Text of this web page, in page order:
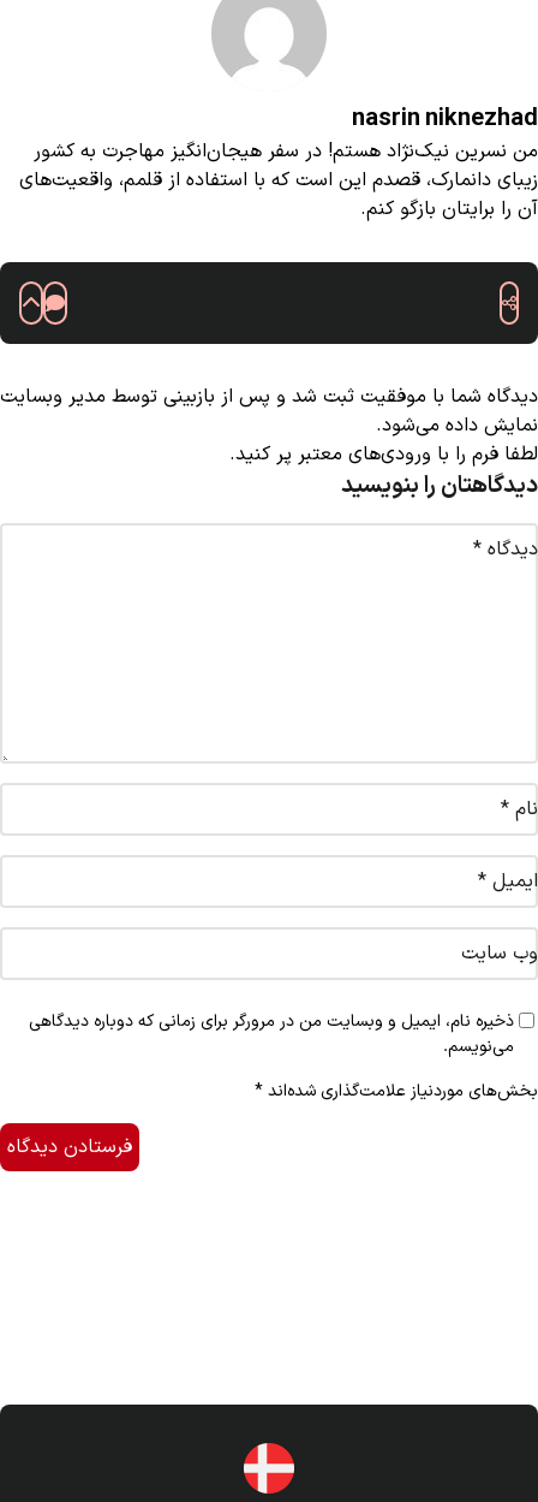
nasrin niknezhad
من نسرین نیک‌نژاد هستم! در سفر هیجان‌انگیز مهاجرت به کشور
زیبای دانمارک، قصدم این است که با استفاده از قلمم، واقعیت‌های
آن را برایتان بازگو کنم.
دیدگاه شما با موفقیت ثبت شد و پس از بازبینی توسط مدیر وبسایت
نمایش داده می‌شود.
لطفا فرم را با ورودی‌های معتبر پر کنید.
دیدگاهتان را بنویسید
بخش‌های موردنیاز علامت‌گذاری شده‌اند*
دیدگاه *
نام *
ایمیل *
وب‌ سایت
ذخیره نام، ایمیل و وبسایت من در مرورگر برای زمانی که دوباره دیدگاهی
می‌نویسم.